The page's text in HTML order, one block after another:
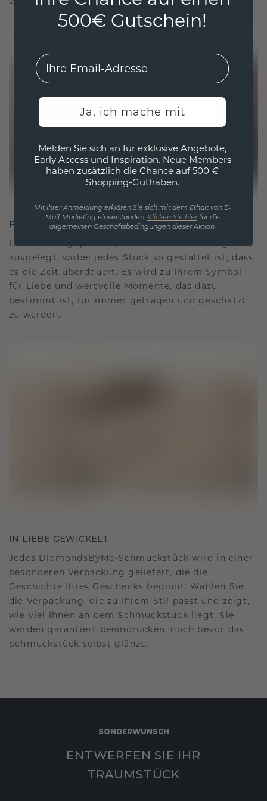
FÜR VERBINDUNGEN GESCHAFFEN
Unsere Designphilosophie ist auf Verbindung
ausgelegt, wobei jedes Stück so gestaltet ist, dass
es die Zeit überdauert. Es wird zu Ihrem Symbol
für Liebe und wertvolle Momente, das dazu
bestimmt ist, für immer getragen und geschätzt
zu werden.
IN LIEBE GEWICKELT
Jedes DiamondsByMe-Schmuckstück wird in einer
besonderen Verpackung geliefert, die die
Geschichte Ihres Geschenks beginnt. Wählen Sie
die Verpackung, die zu Ihrem Stil passt und zeigt,
wie viel Ihnen an dem Schmuckstück liegt. Sie
werden garantiert beeindrucken, noch bevor das
Schmuckstück selbst glänzt.
SONDERWUNSCH
ENTWERFEN SIE IHR
TRAUMSTÜCK
500€ Gutschein!
EMail
Ja, ich mache mit
Melden Sie sich an für exklusive Angebote,
Early Access und Inspiration. Neue Members
haben zusätzlich die Chance auf 500 €
Shopping-Guthaben.
Mit Ihrer Anmeldung erklären Sie sich mit dem Erhalt von E-
Mail-Marketing einverstanden. Klicken Sie hierfür die
allgemeinen Geschäftsbedingungen dieser Aktion.